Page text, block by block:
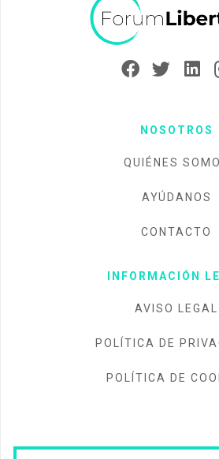
NOSOTROS
QUIÉNES
AYÚDANOS
CONTACTO
INFORMACIÓN
AVISO LEGAL
POLÍTICA DE
POLÍTICA DE